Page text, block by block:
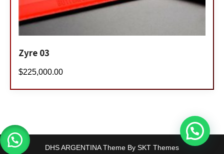
Zyre 03
$225,000.00
DHS ARGENTINA Theme By SKT Themes